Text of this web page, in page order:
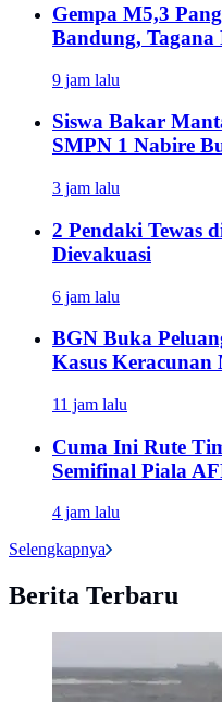
Gempa M5,3
Bandung,
9 jam lalu
Siswa Bakar
SMPN 1 Nabire
3 jam lalu
2 Pendaki Tewas
Dievakuasi
6 jam lalu
BGN Buka
Kasus Keracunan
11 jam lalu
Cuma Ini Rute
Semifinal Piala
4 jam lalu
Selengkapnya
Berita Terbaru